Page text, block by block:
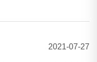
2021-07-27